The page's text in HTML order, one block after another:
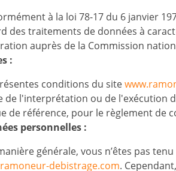
à la loi 78-17 du 6 janvier
des traitements de données à
auprès de la Commission
:
conditions du site
de l'interprétation ou de l'exécution
de référence, pour le règlement de
personnelles :
générale, vous n’êtes pas
debistrage.com.